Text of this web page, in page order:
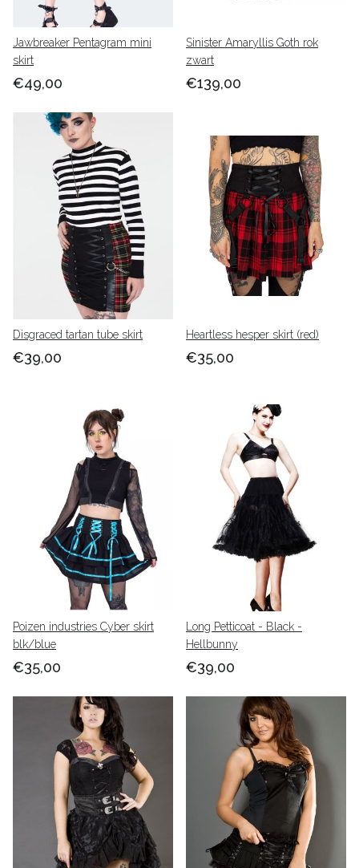
Jawbreaker Pentagram mini
skirt
€49,00
Sinister Amaryllis Goth rok
zwart
€139,00
Disgraced tartan tube skirt
€39,00
Heartless hesper skirt (red)
€35,00
Poizen industries Cyber skirt
blk/blue
€35,00
Long Petticoat - Black -
Hellbunny
€39,00